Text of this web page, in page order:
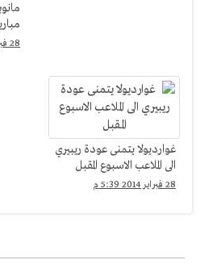
28 فبراير 2014 5:39 م
غوارديولا يتمنى عودة ريبيري
الى الملاعب الاسبوع المقبل
28 فبراير 2014 5:39 م